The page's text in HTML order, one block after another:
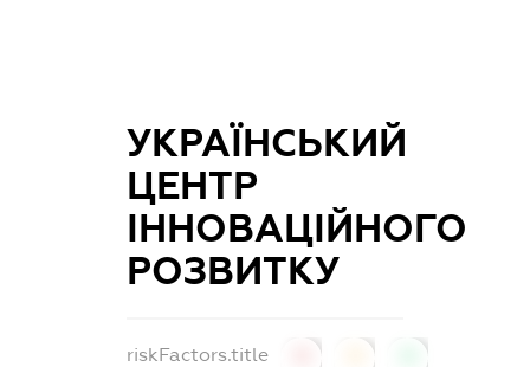
УКРАЇНСЬКИЙ
ЦЕНТР
ІННОВАЦІЙНОГО
РОЗВИТКУ
riskFactors.title